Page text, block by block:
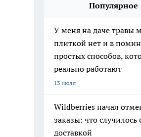
Популярное
У меня на даче травы
плиткой нет и в
простых способов,
реально работают
13 июля
Wildberries начал
заказы: что случилось
доставкой